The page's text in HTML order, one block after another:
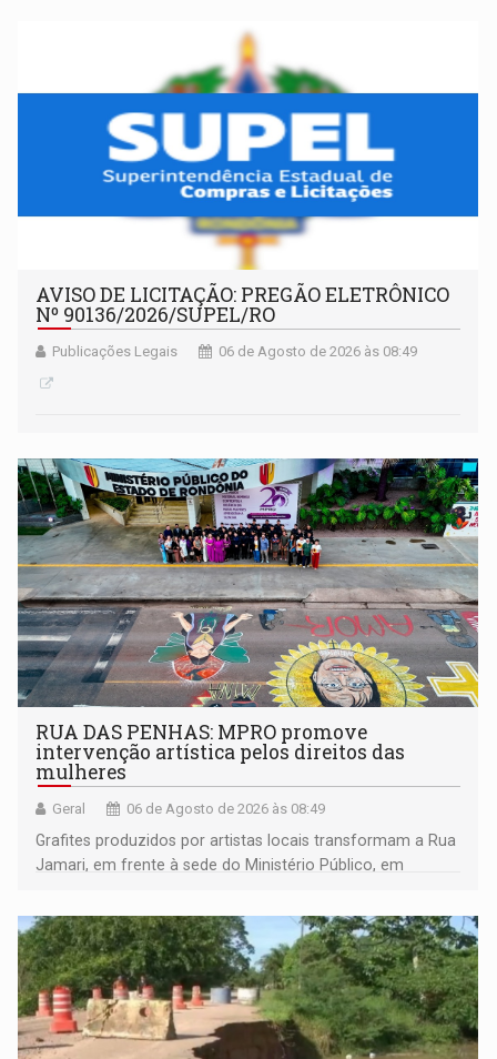
AVISO DE LICITAÇÃO: PREGÃO ELETRÔNICO
Nº 90136/2026/SUPEL/RO
Publicações Legais 06 de Agosto de 2026 às 08:49
RUA DAS PENHAS: MPRO promove
intervenção artística pelos direitos das
mulheres
Geral 06 de Agosto de 2026 às 08:49
Grafites produzidos por artistas locais transformam a Rua
Jamari, em frente à sede do Ministério Público, em
da Penha e o enfrentamento à violência